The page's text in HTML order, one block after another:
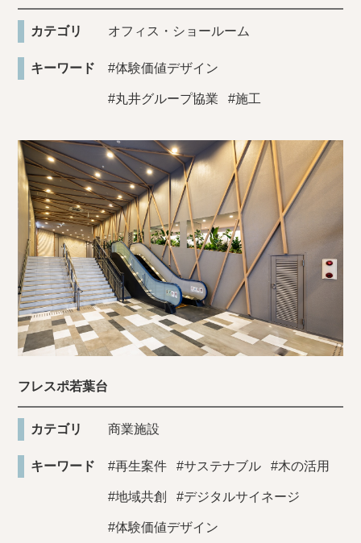
カテゴリ オフィス・ショールーム
キーワード #体験価値デザイン
#丸井グループ協業 #施工
フレスポ若葉台
カテゴリ 商業施設
キーワード #再生案件 #サステナブル #木の活用
#地域共創 #デジタルサイネージ
#体験価値デザイン